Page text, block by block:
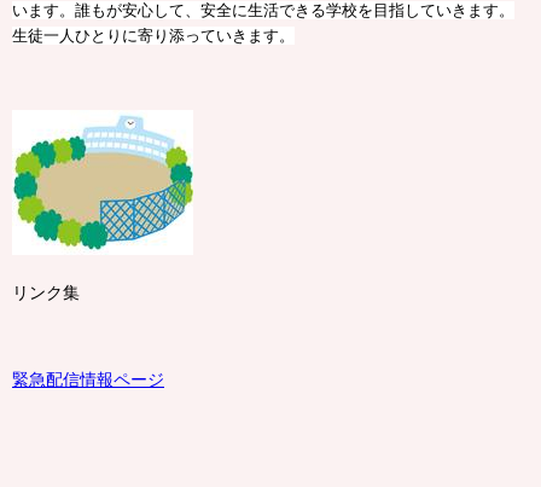
います。誰もが安心して、安全に生活できる学校を目指していきます。
生徒一人ひとりに寄り添っていきます。
リンク集
緊急配信情報ページ